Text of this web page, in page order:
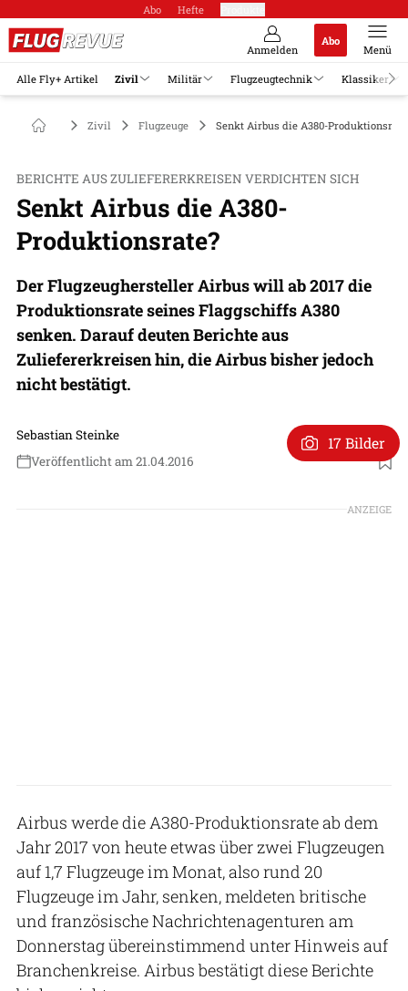
Abo Hefte
Anmelden
Abo
Menü
Alle Fly+ Artikel Zivil Militär Flugzeugtechnik Klassiker
Zivil Flugzeuge Senkt Airbus die A380-
BERICHTE AUS ZULIEFERERKREISEN VERDICHTEN SICH
Senkt Airbus die A380-
Produktionsrate?
Der Flugzeughersteller Airbus will ab 2017 die
Produktionsrate seines Flaggschiffs A380
senken. Darauf deuten Berichte aus
Zuliefererkreisen hin, die Airbus bisher jedoch
nicht bestätigt.
Sebastian Steinke
Veröffentlicht am 21.04.2016
17 Bilder
ANZEIGE
Airbus werde die A380-Produktionsrate ab dem
Jahr 2017 von heute etwas über zwei Flugzeugen
auf 1,7 Flugzeuge im Monat, also rund 20
Flugzeuge im Jahr, senken, meldeten britische
und französische Nachrichtenagenturen am
Donnerstag übereinstimmend unter Hinweis auf
Branchenkreise. Airbus bestätigt diese Berichte